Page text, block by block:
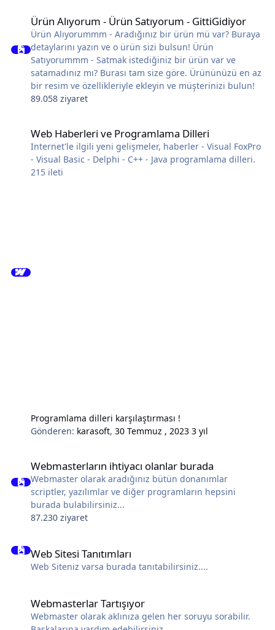
Ürün Alıyorum - Ürün Satıyorum - GittiGidiyor
Ürün Alıyorummm - Aradığınız bir ürün mü var? Buraya
detaylarını yazın ve o ürün sizi bulsun! Ürün
Satıyorummm - Satmak istediğiniz bir ürün var ve
satamadınız mı? Burası tam size göre. Ürününüzü en az
bir resim ve özellikleriyle ekleyin ve müşterinizi bulun!
89.058 ziyaret
Web Haberleri ve Programlama Dilleri
Internet'le ilgili yeni gelişmeler, haberler - Visual FoxPro
- Visual Basic - Delphi - C++ - Java programlama dilleri.
215 ileti
Programlama dilleri karşılaştırması !
Gönderen: karasoft,30 Temmuz , 20233 yıl
Webmasterların ihtiyacı olanlar burada
Webmaster olarak aradığınız bütün donanımlar
scriptler, yazılımlar ve diğer programların hepsini
burada bulabilirsiniz...
87.230 ziyaret
Web Sitesi Tanıtımları
Web Siteniz varsa burada tanıtabilirsiniz....
Webmasterlar Tartışıyor
Webmaster olarak aklınıza gelen her soruyu sorabilir.